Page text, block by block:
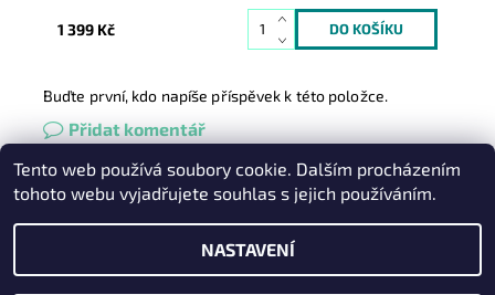
1 399 Kč
Buďte první, kdo napíše příspěvek k této položce.
Přidat komentář
Heureka.cz | Zboží.cz Oázakabelek
2026 © Kabelky pro Vás, všechna práva vyhrazena
Tento web používá soubory cookie. Dalším procházením
tohoto webu vyjadřujete souhlas s jejich používáním.
NASTAVENÍ